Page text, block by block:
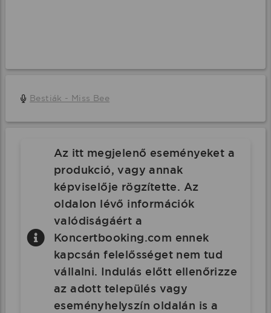
Bestiák - Miss Bee
Az itt megjelenő eseményeket a
produkció, vagy annak
képviselője rögzítette. Az
oldalon lévő információk
valódiságáért a
Koncertbooking.com ennek
kapcsán felelősséget nem tud
vállalni. Indulás előtt ellenőrizze
az adott település vagy
eseményhelyszín oldalán is a